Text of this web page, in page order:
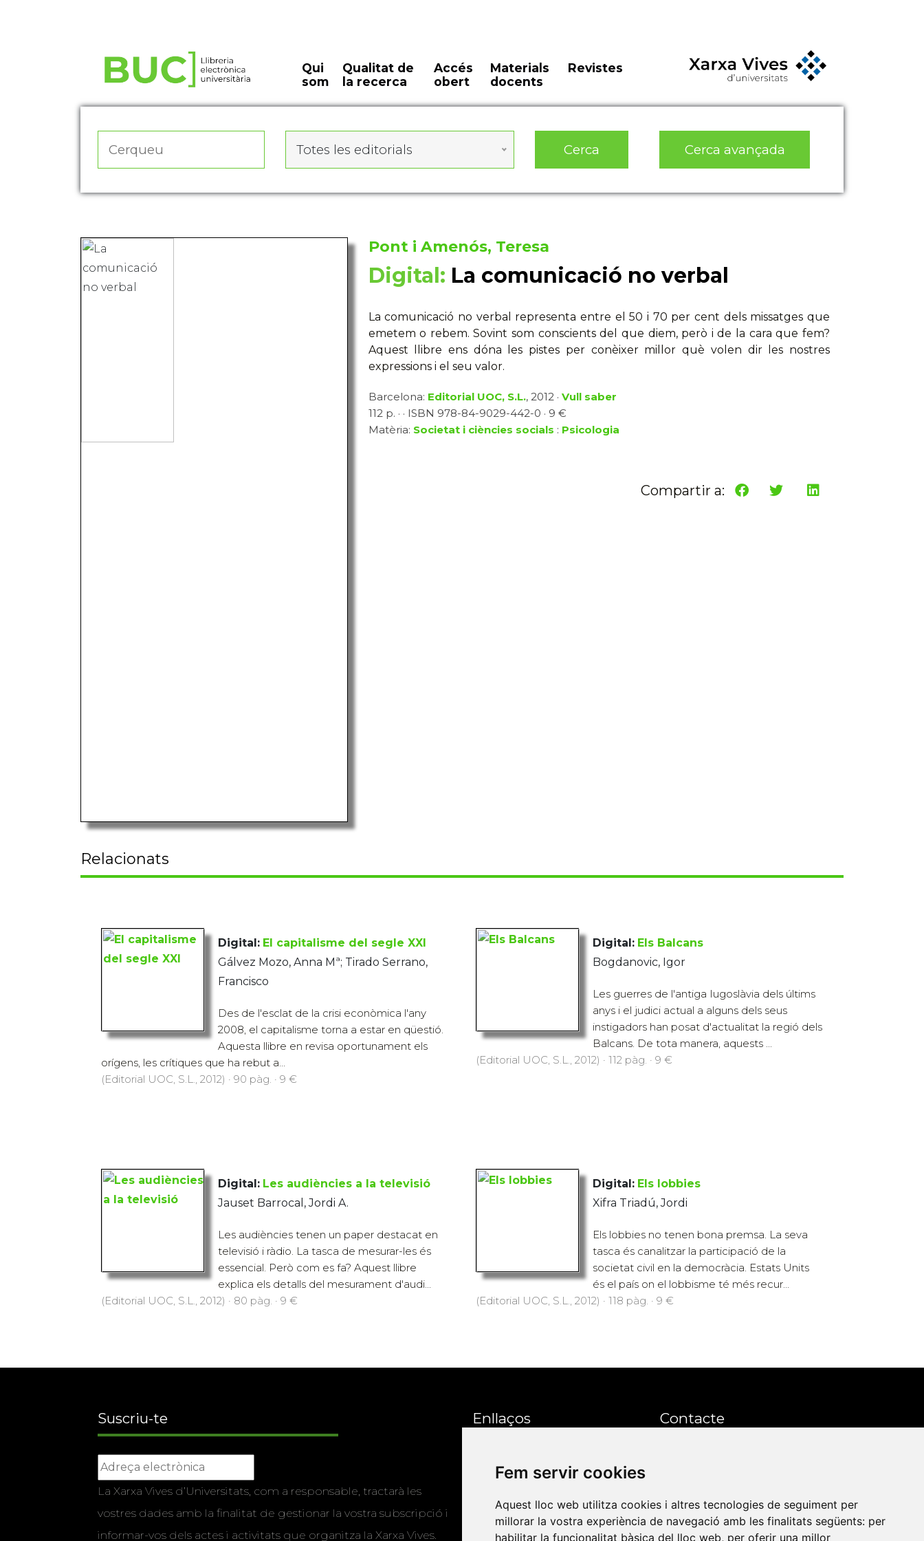
Fem servir cookies
Aquest lloc web utilitza cookies i altres tecnologies de seguiment per
millorar la vostra experiència de navegació amb les finalitats següents: per
habilitar la funcionalitat bàsica del lloc web, per oferir una millor
Qui
som
Qualitat de
la recerca
Accés
obert
Materials
docents
Revistes
Totes les editorials Cerca Cerca avançada
Pont i Amenós, Teresa
Digital: La comunicació no verbal
La comunicació no verbal representa entre el 50 i 70 per cent dels missatges que
emetem o rebem. Sovint som conscients del que diem, però i de la cara que fem?
Aquest llibre ens dóna les pistes per conèixer millor què volen dir les nostres
expressions i el seu valor.
Barcelona: Editorial UOC, S.L., 2012 · Vull saber
112 p. · · ISBN 978-84-9029-442-0 · 9 €
Matèria: Societat i ciències socials : Psicologia
Compartir a:
Relacionats
Digital: El capitalisme del segle XXI
Gálvez Mozo, Anna Mª; Tirado Serrano,
Francisco
Des de l'esclat de la crisi econòmica l'any
2008, el capitalisme torna a estar en qüestió.
Aquesta llibre en revisa oportunament els
orígens, les crítiques que ha rebut a...
(Editorial UOC, S.L., 2012) · 90 pàg. · 9 €
Digital: Els Balcans
Bogdanovic, Igor
Les guerres de l'antiga Iugoslàvia dels últims
anys i el judici actual a alguns dels seus
instigadors han posat d'actualitat la regió dels
Balcans. De tota manera, aquests ...
(Editorial UOC, S.L., 2012) · 112 pàg. · 9 €
Digital: Les audiències a la televisió
Jauset Barrocal, Jordi A.
Les audiències tenen un paper destacat en
televisió i ràdio. La tasca de mesurar-les és
essencial. Però com es fa? Aquest llibre
explica els detalls del mesurament d'audi...
(Editorial UOC, S.L., 2012) · 80 pàg. · 9 €
Digital: Els lobbies
Xifra Triadú, Jordi
Els lobbies no tenen bona premsa. La seva
tasca és canalitzar la participació de la
societat civil en la democràcia. Estats Units
és el país on el lobbisme té més recur...
(Editorial UOC, S.L., 2012) · 118 pàg. · 9 €
Suscriu-te
La Xarxa Vives d’Universitats, com a responsable, tractarà les
vostres dades amb la finalitat de gestionar la vostra subscripció i
informar-vos dels actes i activitats que organitza la Xarxa Vives.
Enllaços
Programa de
Editorials universitàries a
Contacte
Universitat Jaume I, local 10
Av. de Vicent Sos Baynat, s/n